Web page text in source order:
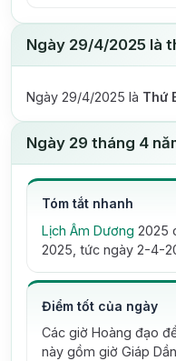
Ngày 29/4/2025 là
Ngày 29/4/2025 là Thứ
Ngày 29 tháng 4
Tóm tắt nhanh
Lịch Âm Dương 2025
2025, tức ngày 2-4-
Điểm tốt của ngày
Các giờ Hoàng đạo
này gồm giờ Giáp